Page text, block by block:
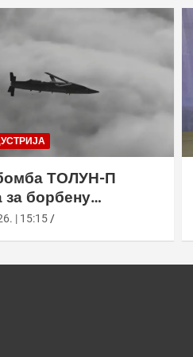
ТОЛУН-П
за борбену
| 15:15